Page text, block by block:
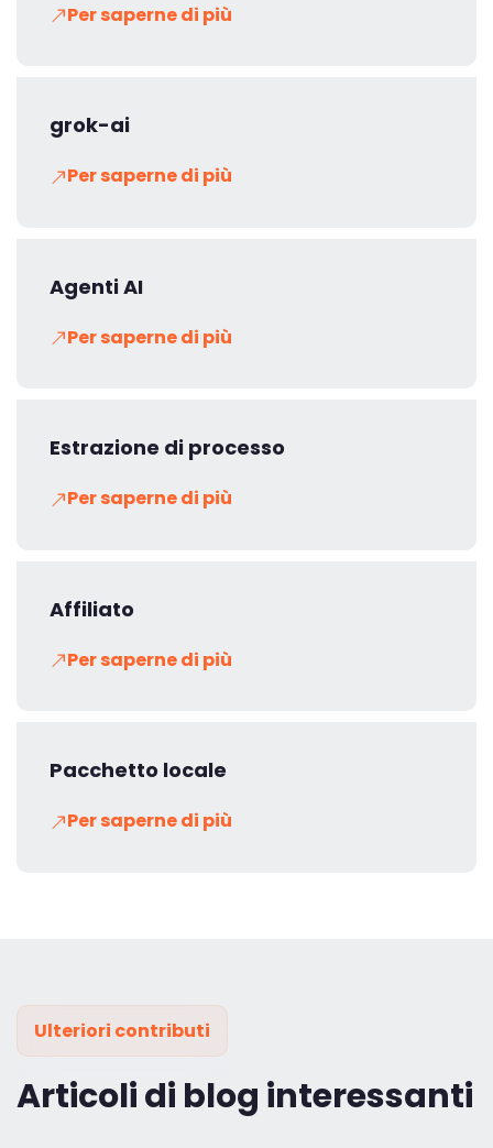
Per saperne di più
grok-ai
Per saperne di più
Agenti AI
Per saperne di più
Estrazione di processo
Per saperne di più
Affiliato
Per saperne di più
Pacchetto locale
Per saperne di più
Ulteriori contributi
Articoli di blog interessanti